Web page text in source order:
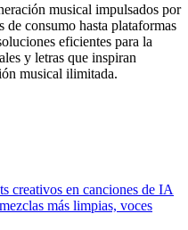
musical impulsados por
consumo hasta plataformas
eficientes para la
y letras que inspiran
musical ilimitada.
creativos en canciones de IA
más limpias, voces